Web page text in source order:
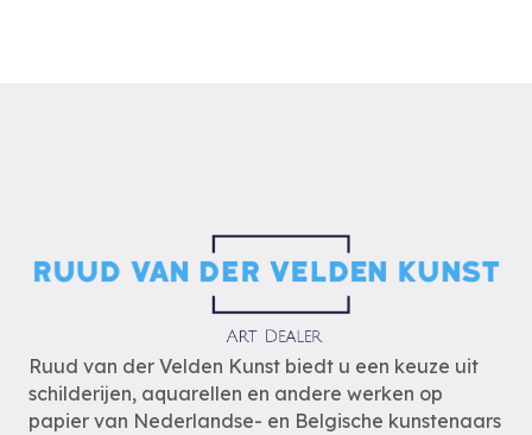
Ruud van der Velden Kunst biedt u een keuze uit
schilderijen, aquarellen en andere werken op
papier van Nederlandse- en Belgische kunstenaars